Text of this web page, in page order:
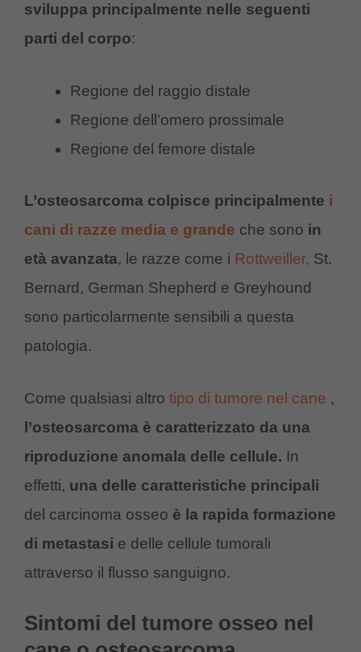
sviluppa principalmente nelle seguenti
parti del corpo:
Regione del raggio distale
Regione dell’omero prossimale
Regione del femore distale
L’osteosarcoma colpisce principalmente i
cani di razze media e grande che sono in
età avanzata, le razze come i Rottweiller, St.
Bernard, German Shepherd e Greyhound
sono particolarmente sensibili a questa
patologia.
Come qualsiasi altro tipo di tumore nel cane ,
l’osteosarcoma è caratterizzato da una
riproduzione anomala delle cellule. In
effetti, una delle caratteristiche principali
del carcinoma osseo è la rapida formazione
di metastasi e delle cellule tumorali
attraverso il flusso sanguigno.
Sintomi del tumore osseo nel